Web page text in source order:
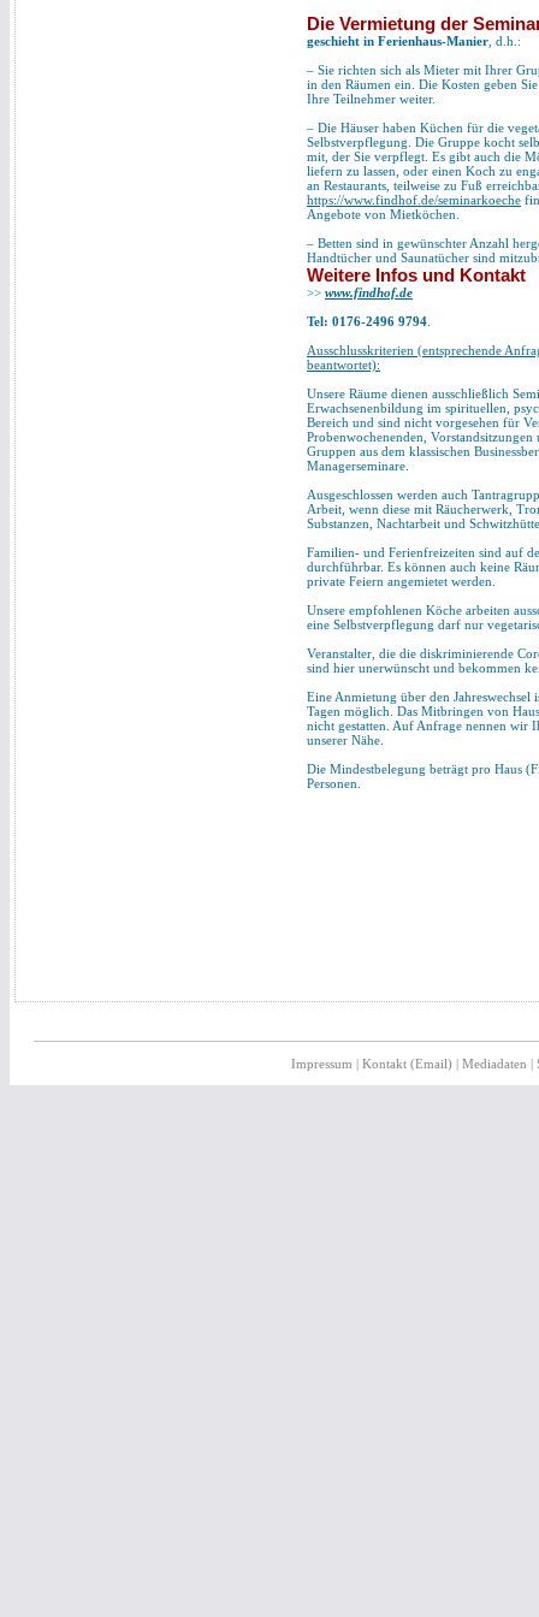
Die Vermietung der
geschieht in Ferienhaus-Manier , d.h.:
– Sie richten sich als Mieter mit Ihrer
in den Räumen ein. Die Kosten geben
Ihre Teilnehmer weiter.
– Die Häuser haben Küchen für die
Selbstverpflegung. Die Gruppe kocht
mit, der Sie verpflegt. Es gibt auch die
liefern zu lassen, oder einen Koch zu
an Restaurants, teilweise zu Fuß
https://www.findhof.de/seminarkoeche
Angebote von Mietköchen.
– Betten sind in gewünschter Anzahl
Handtücher und Saunatücher sind
Weitere Infos und Kontakt
>> www.findhof.de
Tel: 0176-2496 9794
Ausschlusskriterien (entsprechende
beantwortet):
Unsere Räume dienen ausschließlich
Erwachsenenbildung im spirituellen,
Bereich und sind nicht vorgesehen für
Probenwochenenden,
Gruppen aus dem klassischen
Managerseminare.
Ausgeschlossen werden auch
Arbeit, wenn diese mit Räucherwerk,
Substanzen, Nachtarbeit und
Familien- und Ferienfreizeiten sind auf
durchführbar. Es können auch keine
private Feiern angemietet werden.
Unsere empfohlenen Köche arbeiten
eine Selbstverpflegung darf nur
Veranstalter, die die diskriminierende
sind hier unerwünscht und bekommen
Eine Anmietung über den Jahreswechsel
Tagen möglich. Das Mitbringen von
nicht gestatten. Auf Anfrage nennen wir
unserer Nähe.
Die Mindestbelegung beträgt pro Haus
Personen.
Impressum | Kontakt (Email) | Mediadaten |